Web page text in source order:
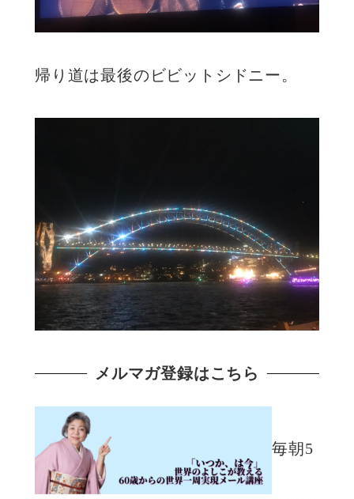
帰り道は最後のビビットシドニー。
メルマガ登録はこちら
毎朝5